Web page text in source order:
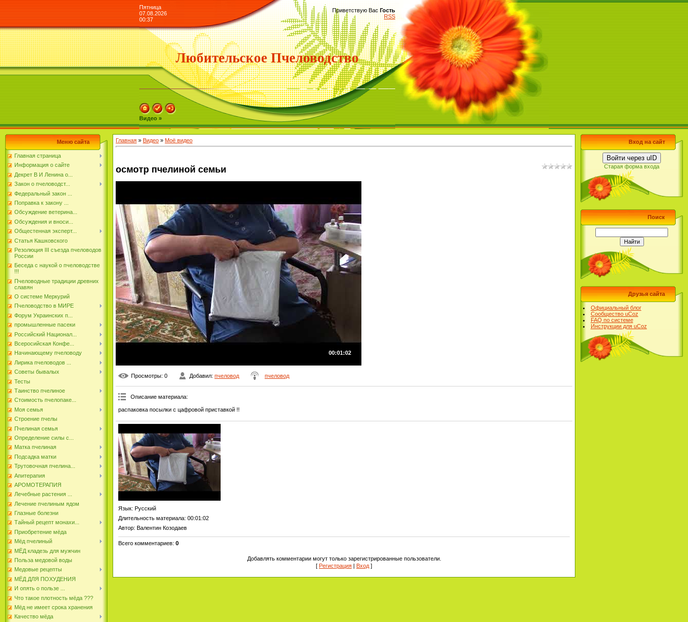
Пятница
07.08.2026
00:37
Приветствую Вас Гость
RSS
Любительское Пчеловодство
Видео »
Меню сайта
Главная страница
Информация о сайте
Декрет В И Ленина о...
Закон о пчеловодст...
Федеральный закон ...
Поправка к закону ...
Обсуждение ветерина...
Обсуждения и вноси...
Общестенная эксперт...
Статья Кашковского
Резолюция III съезда пчеловодов
России
Беседа с наукой о пчеловодстве
!!!
Пчеловодные традиции древних
славян
О системе Меркурий
Пчеловодство в МИРЕ
Форум Украинских п...
промышленные пасеки
Российский Национал...
Всеросийская Конфе...
Начинающему пчеловоду
Лирика пчеловодов ...
Советы бывалых
Тесты
Таинство пчелиное
Стоимость пчелопаке...
Моя семья
Строение пчелы
Пчелиная семья
Определение силы с...
Матка пчелиная
Подсадка матки
Трутовочная пчелина...
Апитерапия
АРОМОТЕРАПИЯ
Лечебные растения ...
Лечение пчелиным ядом
Глазные болезни
Тайный рецепт монахи...
Приобретение мёда
Мёд пчелиный
МЁД кладезь для мужчин
Польза медовой воды
Медовые рецепты
МЁД ДЛЯ ПОХУДЕНИЯ
И опять о пользе ...
Что такое плотность мёда ???
Мёд не имеет срока хранения
Качество мёда
Главная » Видео » Моё видео
осмотр пчелиной семьи
00:01:02
Просмотры: 0 Добавил: пчеловод пчеловод
Описание материала:
распаковка посылки с цафровой приставкой !!
Язык: Русский
Длительность материала: 00:01:02
Автор: Валентин Козодаев
Всего комментариев: 0
Добавлять комментарии могут только зарегистрированные пользователи.
[ Регистрация | Вход ]
Вход на сайт
Войти через uID
Старая форма входа
Поиск
Друзья сайта
Официальный блог
Сообщество uCoz
FAQ по системе
Инструкции для uCoz